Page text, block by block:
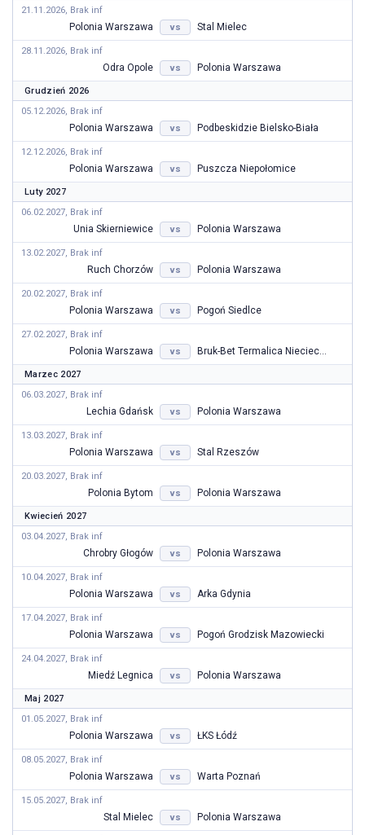
21.11.2026, Brak inf
Polonia Warszawa vs Stal Mielec
28.11.2026, Brak inf
Odra Opole vs Polonia Warszawa
Grudzień 2026
05.12.2026, Brak inf
Polonia Warszawa vs Podbeskidzie Bielsko-Biała
12.12.2026, Brak inf
Polonia Warszawa vs Puszcza Niepołomice
Luty 2027
06.02.2027, Brak inf
Unia Skierniewice vs Polonia Warszawa
13.02.2027, Brak inf
Ruch Chorzów vs Polonia Warszawa
20.02.2027, Brak inf
Polonia Warszawa vs Pogoń Siedlce
27.02.2027, Brak inf
Polonia Warszawa vs Bruk-Bet Termalica Nieciecza
Marzec 2027
06.03.2027, Brak inf
Lechia Gdańsk vs Polonia Warszawa
13.03.2027, Brak inf
Polonia Warszawa vs Stal Rzeszów
20.03.2027, Brak inf
Polonia Bytom vs Polonia Warszawa
Kwiecień 2027
03.04.2027, Brak inf
Chrobry Głogów vs Polonia Warszawa
10.04.2027, Brak inf
Polonia Warszawa vs Arka Gdynia
17.04.2027, Brak inf
Polonia Warszawa vs Pogoń Grodzisk Mazowiecki
24.04.2027, Brak inf
Miedź Legnica vs Polonia Warszawa
Maj 2027
01.05.2027, Brak inf
Polonia Warszawa vs ŁKS Łódź
08.05.2027, Brak inf
Polonia Warszawa vs Warta Poznań
15.05.2027, Brak inf
Stal Mielec vs Polonia Warszawa